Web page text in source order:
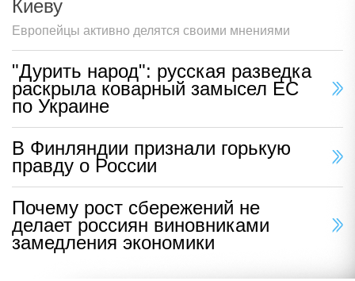
Киеву
Европейцы активно делятся своими мнениями
"Дурить народ": русская разведка
раскрыла коварный замысел ЕС
по Украине
В Финляндии признали горькую
правду о России
Почему рост сбережений не
делает россиян виновниками
замедления экономики